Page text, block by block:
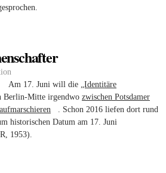
Am 17. Juni will die „Identitäre
Berlin-Mitte irgendwo zwischen Potsdamer
(link is external)
. Schon 2016 liefen dort rund
historischen Datum am 17. Juni
1953).